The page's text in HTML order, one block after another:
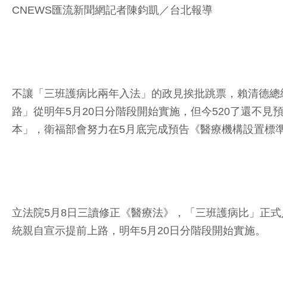
CNEWS匯流新聞網記者陳鈞凱／台北報導
不讓「三班護病比兩年入法」的政見挨批跳票，賴清德
路」從明年5月20日分階段開始實施，但今520了還不見
本」，衛福部會努力在5月底完成預告《醫療機構設置標
立法院5月8日三讀修正《醫療法》，「三班護病比」正
統親自宣示提前上路，明年5月20日分階段開始實施。